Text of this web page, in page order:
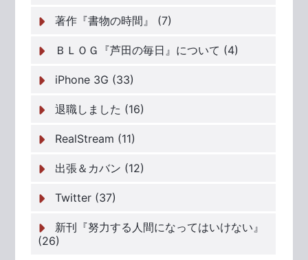
著作『書物の時間』 (7)
ＢＬＯＧ『芦田の毎日』について (4)
iPhone 3G (33)
退職しました (16)
RealStream (11)
出張＆カバン (12)
Twitter (37)
新刊『努力する人間になってはいけない』
(26)